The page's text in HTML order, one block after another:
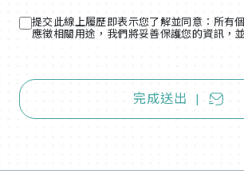
提交此線上履歷即表示您了解並同意：所有
應徵相關用途，我們將妥善保護您的資訊，
完成送出 |